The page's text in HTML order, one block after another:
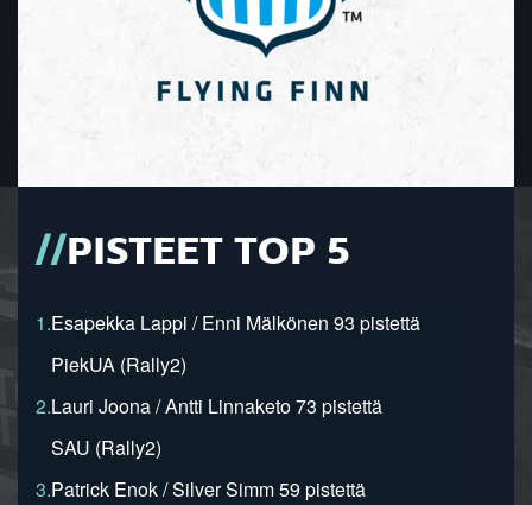
PISTEET TOP 5
1.Esapekka Lappi / Enni Mälkönen 93 pistettä
PiekUA (Rally2)
2.Lauri Joona / Antti Linnaketo 73 pistettä
SAU (Rally2)
3.Patrick Enok / Silver Simm 59 pistettä